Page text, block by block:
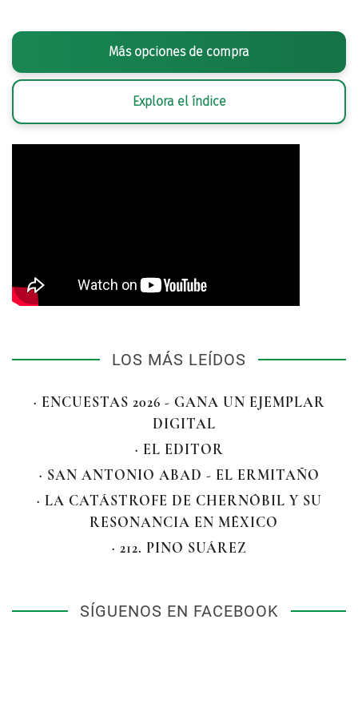
Más opciones de compra
Explora el índice
LOS MÁS LEÍDOS
· ENCUESTAS 2026 - GANA UN EJEMPLAR
DIGITAL
· EL EDITOR
· SAN ANTONIO ABAD - EL ERMITAÑO
· LA CATÁSTROFE DE CHERNÓBIL Y SU
RESONANCIA EN MÉXICO
· 212. PINO SUÁREZ
SÍGUENOS EN FACEBOOK